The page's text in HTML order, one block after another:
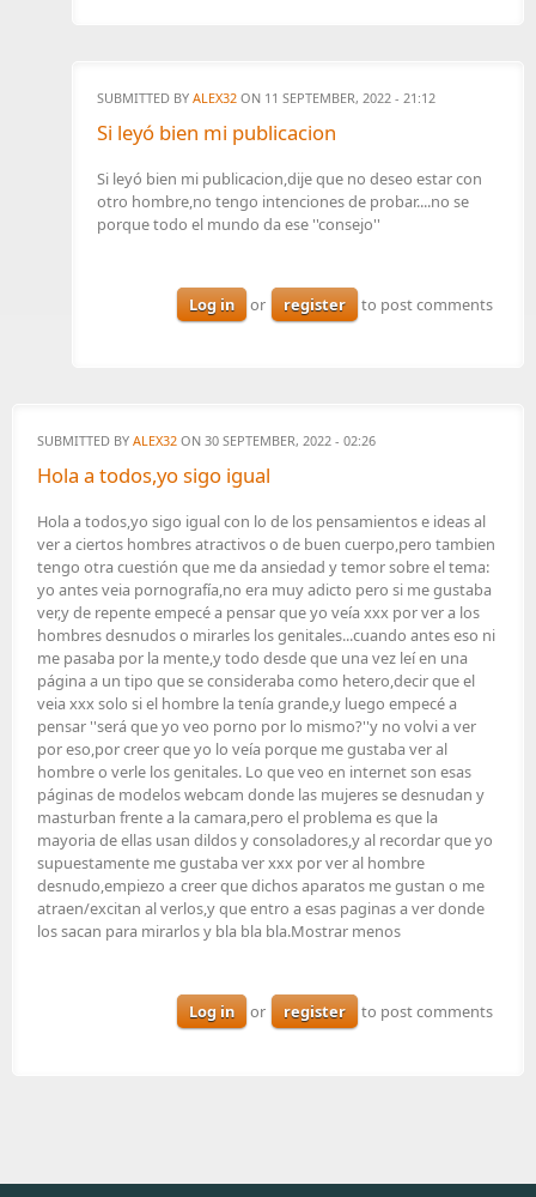
SUBMITTED BY ALEX32 ON 11 SEPTEMBER, 2022 - 21:12
Si leyó bien mi publicacion
Si leyó bien mi publicacion,dije que no deseo estar con
otro hombre,no tengo intenciones de probar....no se
porque todo el mundo da ese ''consejo''
Log in or register to post comments
SUBMITTED BY ALEX32 ON 30 SEPTEMBER, 2022 - 02:26
Hola a todos,yo sigo igual
Hola a todos,yo sigo igual con lo de los pensamientos e ideas al
ver a ciertos hombres atractivos o de buen cuerpo,pero tambien
tengo otra cuestión que me da ansiedad y temor sobre el tema:
yo antes veia pornografía,no era muy adicto pero si me gustaba
ver,y de repente empecé a pensar que yo veía xxx por ver a los
hombres desnudos o mirarles los genitales...cuando antes eso ni
me pasaba por la mente,y todo desde que una vez leí en una
página a un tipo que se consideraba como hetero,decir que el
veia xxx solo si el hombre la tenía grande,y luego empecé a
pensar ''será que yo veo porno por lo mismo?''y no volvi a ver
por eso,por creer que yo lo veía porque me gustaba ver al
hombre o verle los genitales. Lo que veo en internet son esas
páginas de modelos webcam donde las mujeres se desnudan y
masturban frente a la camara,pero el problema es que la
mayoria de ellas usan dildos y consoladores,y al recordar que yo
supuestamente me gustaba ver xxx por ver al hombre
desnudo,empiezo a creer que dichos aparatos me gustan o me
atraen/excitan al verlos,y que entro a esas paginas a ver donde
los sacan para mirarlos y bla bla bla.Mostrar menos
Log in or register to post comments